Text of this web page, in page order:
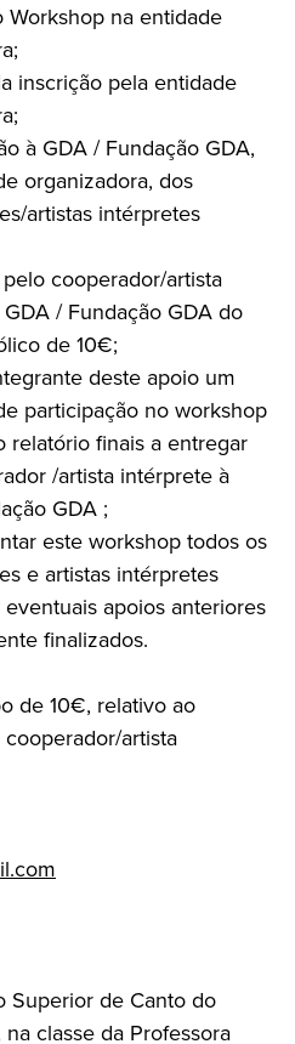
Workshop na entidade
inscrição pela entidade
à GDA / Fundação GDA,
organizadora, dos
artistas intérpretes
cooperador/artista
/ Fundação GDA do
de 10€;
deste apoio um
participação no workshop
relatório finais a entregar
/artista intérprete à
GDA ;
este workshop todos os
e artistas intérpretes
apoios anteriores
finalizados.
de 10€, relativo ao
artista
Superior de Canto do
classe da Professora